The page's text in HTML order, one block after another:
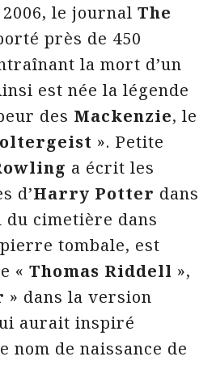
le journal The
près de 450
la mort d’un
est née la légende
des Mackenzie, le
». Petite
a écrit les
d’Harry Potter dans
du cimetière dans
tombale, est
« Thomas Riddell »,
» dans la version
aurait inspiré
nom de naissance de